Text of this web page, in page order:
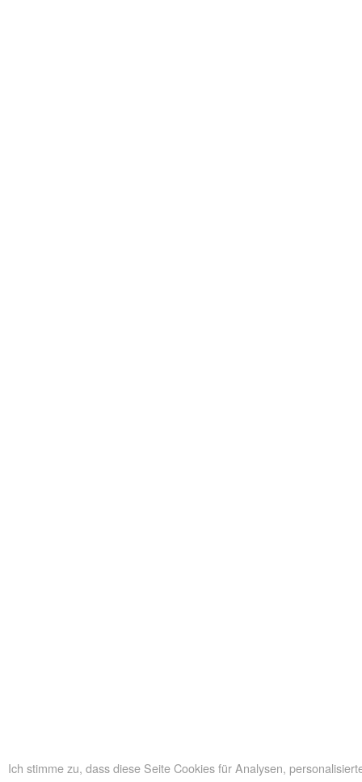
Ich stimme zu, dass diese Seite Cookies für Analysen,